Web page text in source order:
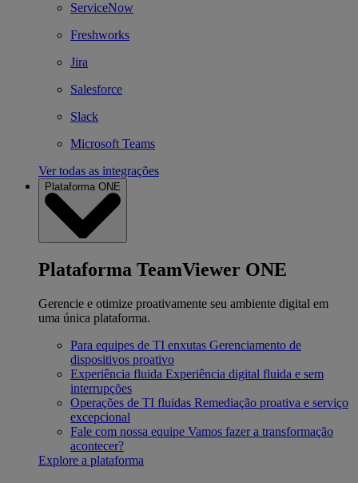
ServiceNow
Freshworks
Jira
Salesforce
Slack
Microsoft Teams
Ver todas as integrações
Plataforma ONE
Plataforma TeamViewer ONE
Gerencie e otimize proativamente seu ambiente digital em
uma única plataforma.
Para equipes de TI enxutas Gerenciamento de
dispositivos proativo
Experiência fluida Experiência digital fluida e sem
interrupções
Operações de TI fluidas Remediação proativa e serviço
excepcional
Fale com nossa equipe Vamos fazer a transformação
acontecer?
Explore a plataforma